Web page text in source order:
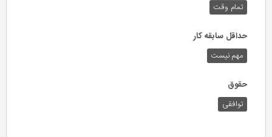
تمام وقت
حداقل سابقه کار
مهم نیست
حقوق
توافقی